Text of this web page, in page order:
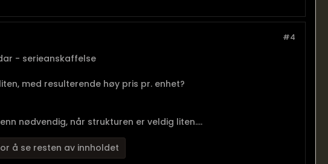
#4
- serieanskaffelse
med resulterende høy pris pr. enhet?
nødvendig, når strukturen er veldig liten....
å se resten av innholdet